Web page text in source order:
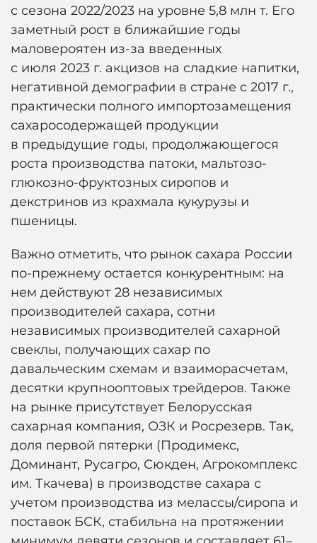
с сезона 2022/2023 на уровне 5,8 млн т. Его
заметный рост в ближайшие годы
маловероятен из-за введенных
с июля 2023 г. акцизов на сладкие напитки,
негативной демографии в стране с 2017 г.,
практически полного импортозамещения
сахаросодержащей продукции
в предыдущие годы, продолжающегося
роста производства патоки, мальтозо-
глюкозно-фруктозных сиропов и
декстринов из крахмала кукурузы и
пшеницы.
Важно отметить, что рынок сахара России
по-прежнему остается конкурентным: на
нем действуют 28 независимых
производителей сахара, сотни
независимых производителей сахарной
свеклы, получающих сахар по
давальческим схемам и взаиморасчетам,
десятки крупнооптовых трейдеров. Также
на рынке присутствует Белорусская
сахарная компания, ОЗК и Росрезерв. Так,
доля первой пятерки (Продимекс,
Доминант, Русагро, Сюкден, Агрокомплекс
им. Ткачева) в производстве сахара с
учетом производства из мелассы/сиропа и
поставок БСК, стабильна на протяжении